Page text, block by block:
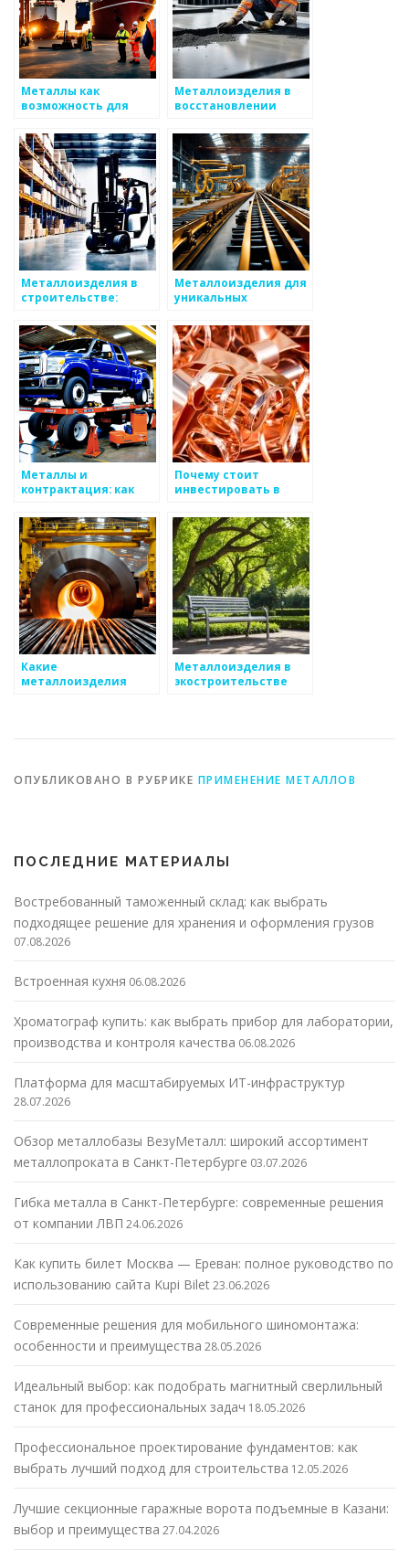
Металлы как
возможность для
Металлоизделия в
восстановлении
объектов
Металлоизделия в
строительстве:
Металлоизделия для
уникальных
Металлы и
контрактация: как
Почему стоит
инвестировать в
Какие
металлоизделия
Металлоизделия в
экостроительстве
ОПУБЛИКОВАНО В РУБРИКЕ ПРИМЕНЕНИЕ МЕТАЛЛОВ
ПОСЛЕДНИЕ МАТЕРИАЛЫ
Востребованный таможенный склад: как выбрать
подходящее решение для хранения и оформления грузов
07.08.2026
Встроенная кухня 06.08.2026
Хроматограф купить: как выбрать прибор для лаборатории,
производства и контроля качества 06.08.2026
Платформа для масштабируемых ИТ-инфраструктур
28.07.2026
Обзор металлобазы ВезуМеталл: широкий ассортимент
металлопроката в Санкт-Петербурге 03.07.2026
Гибка металла в Санкт-Петербурге: современные решения
от компании ЛВП 24.06.2026
Как купить билет Москва — Ереван: полное руководство по
использованию сайта Kupi Bilet23.06.2026
Современные решения для мобильного шиномонтажа:
особенности и преимущества 28.05.2026
Идеальный выбор: как подобрать магнитный сверлильный
станок для профессиональных задач 18.05.2026
Профессиональное проектирование фундаментов: как
выбрать лучший подход для строительства 12.05.2026
Лучшие секционные гаражные ворота подъемные в Казани:
выбор и преимущества 27.04.2026